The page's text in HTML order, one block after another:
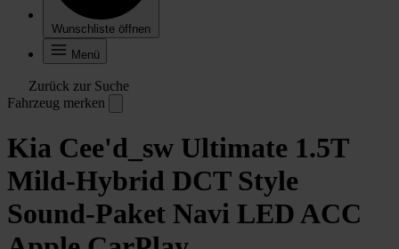
Wunschliste öffnen
Menü
Zurück zur Suche
Fahrzeug merken
Kia Cee'd_sw Ultimate 1.5T
Mild-Hybrid DCT Style
Sound-Paket Navi LED ACC